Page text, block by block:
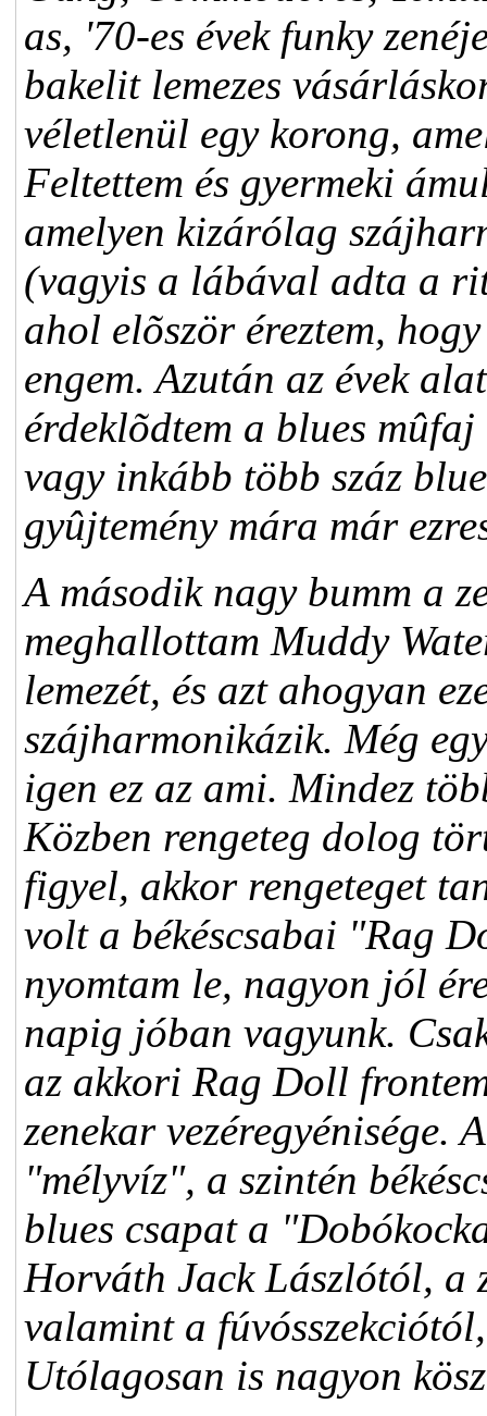
as, '70-es évek funky
bakelit lemezes
véletlenül egy korong,
Feltettem és gyermeki
amelyen kizárólag
(vagyis a lábával adta a
ahol elõször éreztem,
engem. Azután az évek
érdeklõdtem a blues
vagy inkább több száz
gyûjtemény mára már
A második nagy bumm a
meghallottam Muddy
lemezét, és azt ahogyan
szájharmonikázik. Még
igen ez az ami. Mindez
Közben rengeteg dolog
figyel, akkor rengeteget
volt a békéscsabai "Rag
nyomtam le, nagyon jól
napig jóban vagyunk.
az akkori Rag Doll
zenekar vezéregyénisége.
"mélyvíz", a szintén
blues csapat a
Horváth Jack Lászlótól, a
valamint a
Utólagosan is nagyon